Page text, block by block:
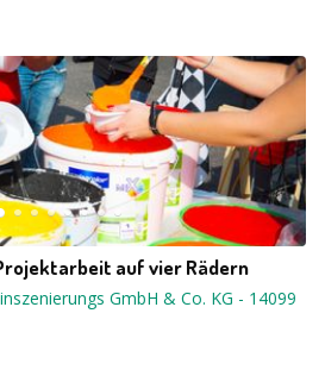
auf vier Rädern
GmbH & Co. KG - 14099